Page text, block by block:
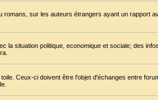
sur les auteurs étrangers ayant un rapport
la situation politique, economique et sociale; des
Ceux-ci doivent être l'objet d'échanges entre